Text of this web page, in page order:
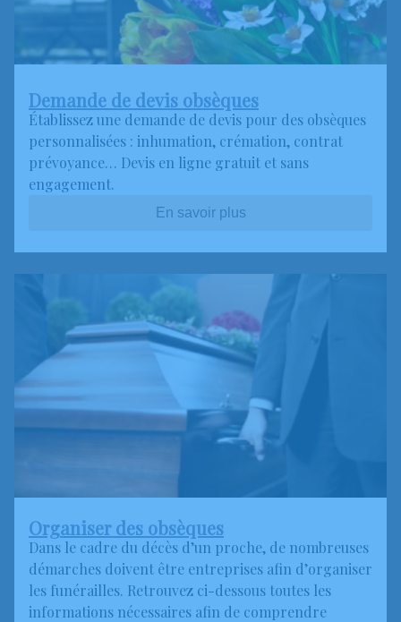
Demande de devis obsèques
Établissez une demande de devis pour des obsèques
personnalisées : inhumation, crémation, contrat
prévoyance… Devis en ligne gratuit et sans
engagement.
En savoir plus
Organiser des obsèques
Dans le cadre du décès d’un proche, de nombreuses
démarches doivent être entreprises afin d’organiser
les funérailles. Retrouvez ci-dessous toutes les
informations nécessaires afin de comprendre